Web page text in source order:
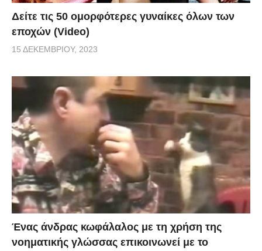
Δείτε τις 50 ομορφότερες γυναίκες όλων των
εποχών (Video)
15 ΔΕΚΕΜΒΡΊΟΥ, 2023
Ένας άνδρας κωφάλαλος με τη χρήση της
νοηματικής γλώσσας επικοινωνεί με το